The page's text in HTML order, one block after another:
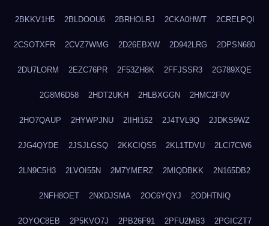
2BKKV1H5 2BLDOOU6 2BRHOLRJ 2CKA0HWT 2CRELPQI
2CSOTXFR 2CVZ7WMG 2D26EBXW 2D942LRG 2DPSN680
2DU7LORM 2EZC76PR 2F53ZH8K 2FFJSSR3 2G789XQE
2G8M6D58 2HDT2UKH 2HLBXGGN 2HMC2F0V
2HO7QAUP 2HYWPJNU 2IIHI162 2J4TVL9Q 2JDKS9WZ
2JG4QYDE 2JSJLGSQ 2KKCIQS5 2KL1TDVU 2LCI7CW6
2LN9C5H3 2LVOI55N 2M7YMERZ 2MIQDBKK 2N165DB2
2NFH8OET 2NXDJSMA 2OC6YQYJ 2ODHTNIQ
2OYOC8EB 2P5KVO7J 2PB26F91 2PFU2MB3 2PGICZT7